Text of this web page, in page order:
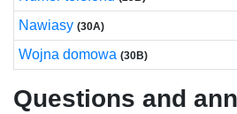
Nawiasy (30A)
Wojna domowa (30B)
Questions and